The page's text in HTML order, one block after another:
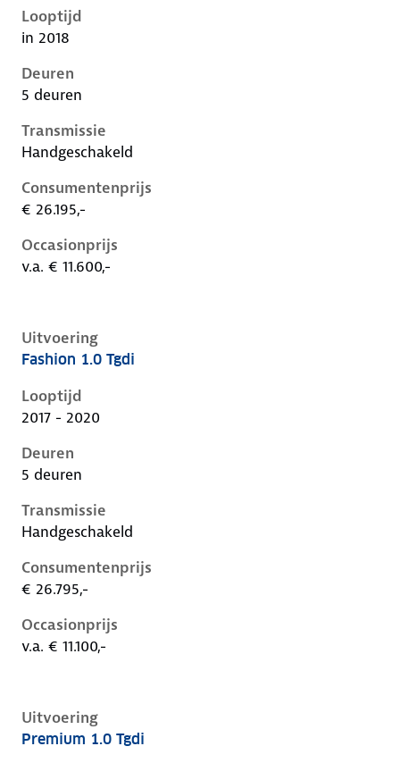
Looptijd
in 2018
Deuren
5 deuren
Transmissie
Handgeschakeld
Consumentenprijs
€ 26.195,-
Occasionprijs
v.a. € 11.600,-
Uitvoering
Hyundai Kona i, 1.0 tgdi, 88 kW, Benzine, 5 deuren
Fashion 1.0 Tgdi
Looptijd
2017 - 2020
Deuren
5 deuren
Transmissie
Handgeschakeld
Consumentenprijs
€ 26.795,-
Occasionprijs
v.a. € 11.100,-
Uitvoering
Hyundai Kona i, 1.0 tgdi, 88 kW, Benzine, 5 deuren
Premium 1.0 Tgdi